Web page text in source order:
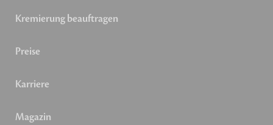
Kremierung beauftragen
Preise
Karriere
Magazin